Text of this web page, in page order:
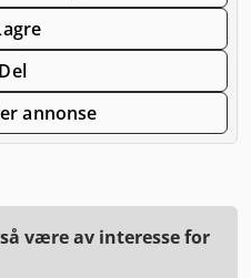
Del
annonse
være av interesse for